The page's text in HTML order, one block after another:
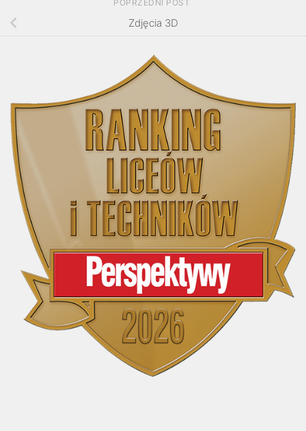
POPRZEDNI POST
Zdjęcia 3D